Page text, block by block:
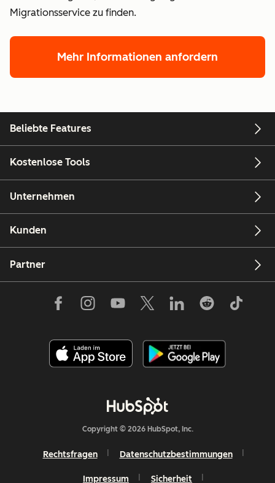
Migrationsservice zu finden.
Mehr Informationen anfordern
Beliebte Features
Kostenlose Tools
Unternehmen
Kunden
Partner
Copyright © 2026 HubSpot, Inc.
Rechtsfragen Datenschutzbestimmungen
Impressum Sicherheit